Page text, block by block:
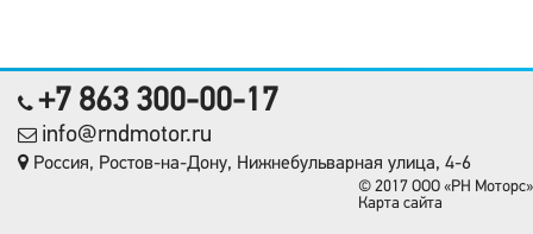
+7 863 300-00-17
info@rndmotor.ru
Россия, Ростов-на-Дону, Нижнебульварная улица, 4-6
© 2017 OOO «РН Моторс»
Карта сайта